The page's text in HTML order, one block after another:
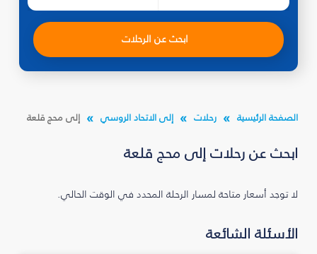
ابحث عن الرحلات
الصفحة الرئيسية رحلات إلى الاتحاد الروسي إلى محج قلعة
ابحث عن رحلات إلى محج قلعة
لا توجد أسعار متاحة لمسار الرحلة المحدد في الوقت الحالي.
الأسئلة الشائعة